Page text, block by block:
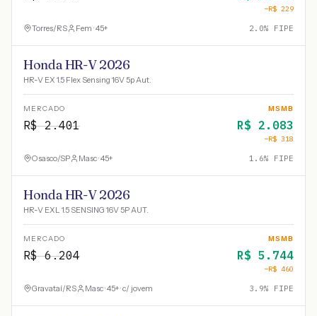
−R$ 229
Torres/RS Fem · 45+ 2.0% FIPE
Honda HR-V 2026
HR-V EX 1.5 Flex Sensing 16V 5p Aut.
MERCADO
R$2.401
MSMB
R$ 2.083
−R$ 318
Osasco/SP Masc · 45+ 1.6% FIPE
Honda HR-V 2026
HR-V EXL 1.5 SENSING 16V 5P AUT.
MERCADO
R$6.204
MSMB
R$ 5.744
−R$ 460
Gravataí/RS Masc · 45+ · c/ jovem 3.9% FIPE